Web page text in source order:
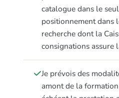
catalogue dans le
positionnement dans
recherche dont la
consignations assure
Je prévois des
amont de la